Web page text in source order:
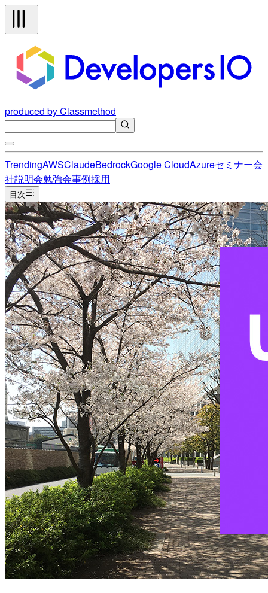
produced by Classmethod
TrendingAWSClaudeBedrockGoogle CloudAzureセミナー会
社説明会勉強会事例採用
目次